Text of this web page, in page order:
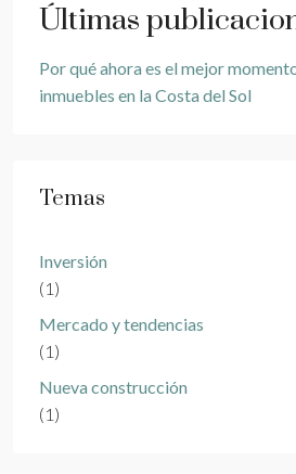
Últimas
Por qué ahora es el mejor
inmuebles en la Costa del Sol
Temas
Inversión
(1)
Mercado y tendencias
(1)
Nueva construcción
(1)